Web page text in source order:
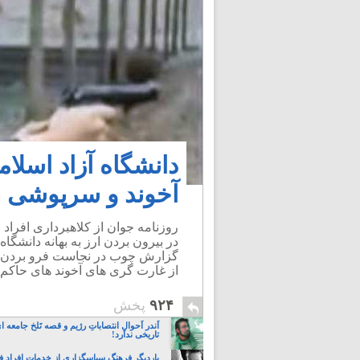
دانشگاه آزاد
آخوند و سرپوشی
روزنامه جوان از کلاهبرداری
در بیرون بردن ارز به بهانه
گزارش چوب در نجاست فرو بردن
از غارت گری های آخوند های حاکم
۹۲۴ پخش
اَندر اَحوالِ انتصاباتِ رژیم و قصه تَلخ
تاریخی ندارد!
باردیگر فرهنگ سپاسگزاری از خدمات افراد